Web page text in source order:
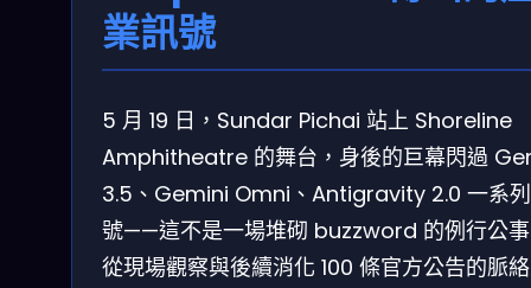
業訊號
5 月 19 日，Sundar Pichai 站上 Shoreline
Amphitheatre 的舞台，身後的巨幕閃過
3.5、Gemini Omni、Antigravity 2.0 一系
號——這不是一場堆砌 buzzword 的例行公
從現場觀察與後續消化 100 條官方公告的脈